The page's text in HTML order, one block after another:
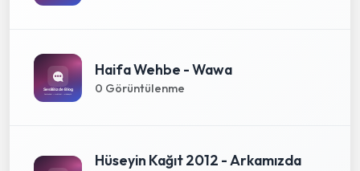
Haifa Wehbe - Wawa
0 Görüntülenme
Hüseyin Kağıt 2012 - Arkamızda